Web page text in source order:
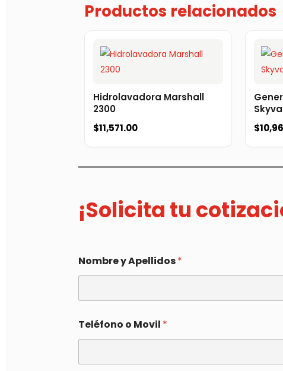
Productos relacionados
Hidrolavadora Marshall
2300
$11,571.00
$
¡Solicita tu
Nombre y Apellidos*
Teléfono o Movil *